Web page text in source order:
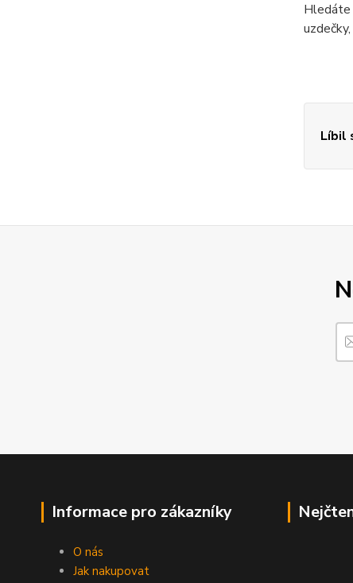
Hledáte
Líbil
Informace pro zákazníky
O nás
Jak nakupovat